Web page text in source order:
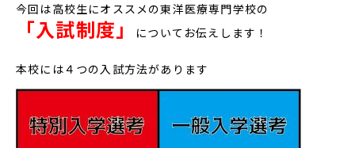
今回は高校生にオススメの東洋医療専門学校の
「入試制度」 についてお伝えします！
本校には４つの入試方法があります